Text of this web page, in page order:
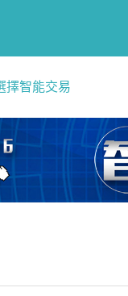
擇智能交易